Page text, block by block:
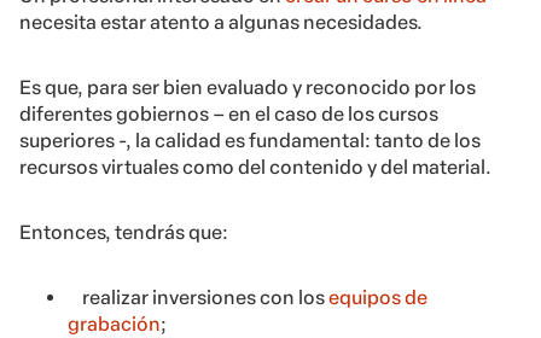
necesita estar atento a algunas necesidades.
Es que, para ser bien evaluado y reconocido por los
diferentes gobiernos – en el caso de los cursos
superiores -, la calidad es fundamental: tanto de los
recursos virtuales como del contenido y del material.
Entonces, tendrás que:
realizar inversiones con losequipos de
grabación;